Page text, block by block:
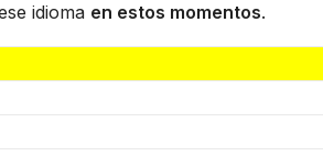
idioma en estos momentos.